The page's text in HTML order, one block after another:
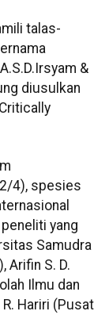
talas-
&
diusulkan
4), spesies
yang
Samudra
Arifin S. D.
Ilmu dan
Hariri (Pusat